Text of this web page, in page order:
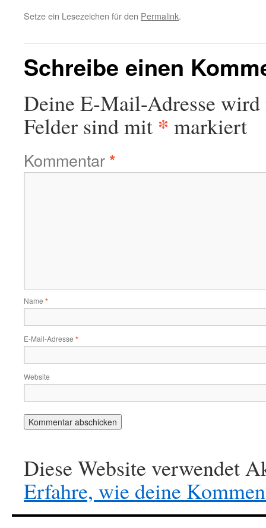
Setze ein Lesezeichen für den Permalink.
Schreibe einen
Deine E-Mail-Adresse
Felder sind mit * markiert
Kommentar*
Name *
E-Mail-Adresse *
Website
Diese Website verwendet
Erfahre, wie deine